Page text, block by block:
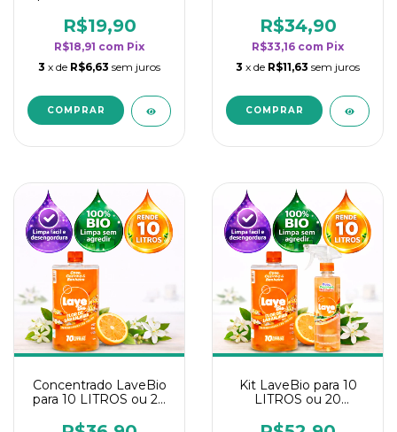
rendimento da
categoria - Flor de
Laranjeira
R$19,90
R$18,91 com Pix
3 x de R$6,63 sem juros
rendimento da
categoria - Flor de
Laranjeira
R$34,90
R$33,16 com Pix
3 x de R$11,63 sem juros
Concentrado LaveBio
para 10 LITROS ou 20
rendimento da
Kit LaveBio para 10
LITROS ou 20
rendimento da